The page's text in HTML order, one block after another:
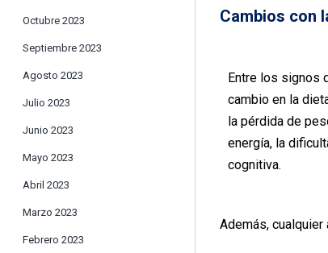
Octubre 2023
Septiembre 2023
Agosto 2023
Julio 2023
Junio 2023
Mayo 2023
Abril 2023
Marzo 2023
Febrero 2023
Cambios con
Entre los signos
cambio en la
la pérdida de
energía, la
cognitiva.
Además,